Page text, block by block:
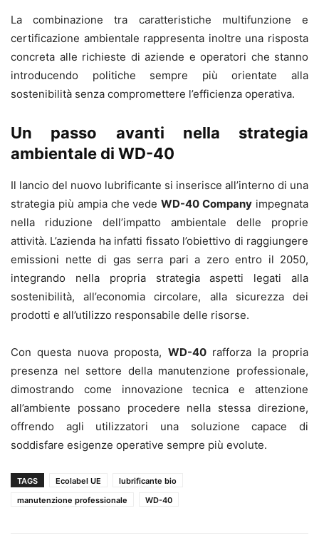
La combinazione tra caratteristiche multifunzione e
certificazione ambientale rappresenta inoltre una risposta
concreta alle richieste di aziende e operatori che stanno
introducendo politiche sempre più orientate alla
sostenibilità senza compromettere l’efficienza operativa.
Un passo avanti nella strategia
ambientale di WD-40
Il lancio del nuovo lubrificante si inserisce all’interno di una
strategia più ampia che vedeWD-40 Company impegnata
nella riduzione dell’impatto ambientale delle proprie
attività. L’azienda ha infatti fissato l’obiettivo di raggiungere
emissioni nette di gas serra pari a zero entro il 2050,
integrando nella propria strategia aspetti legati alla
sostenibilità, all’economia circolare, alla sicurezza dei
prodotti e all’utilizzo responsabile delle risorse.
Con questa nuova proposta, WD-40rafforza la propria
presenza nel settore della manutenzione professionale,
dimostrando come innovazione tecnica e attenzione
all’ambiente possano procedere nella stessa direzione,
offrendo agli utilizzatori una soluzione capace di
soddisfare esigenze operative sempre più evolute.
TAGS Ecolabel UE
lubrificante bio
manutenzione professionale
WD-40